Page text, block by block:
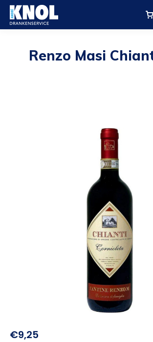
Renzo Masi
€9,25